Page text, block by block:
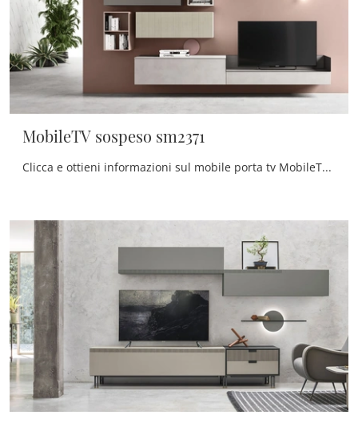
MobileTV sospeso sm2371
Clicca e ottieni informazioni sul mobile porta tv MobileTV sospeso sm2371 di Maronese: realizzato in melaminico, è la scelta ideale per spazi moderni.